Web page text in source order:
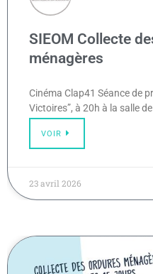
SIEOM Collecte
ménagères
Cinéma Clap41 Séance de
Victoires”, à 20h à la salle
VOIR
23 avril 2026